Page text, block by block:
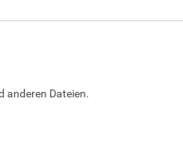
anderen Dateien.